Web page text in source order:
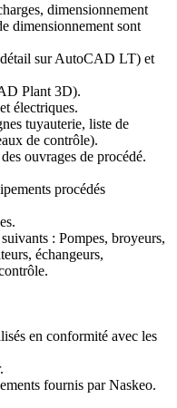
dimensionnement
dimensionnement sont
détail sur AutoCAD LT) et
Plant 3D).
électriques.
tuyauterie, liste de
de contrôle).
ouvrages de procédé.
procédés
: Pompes, broyeurs,
échangeurs,
en conformité avec les
fournis par Naskeo.